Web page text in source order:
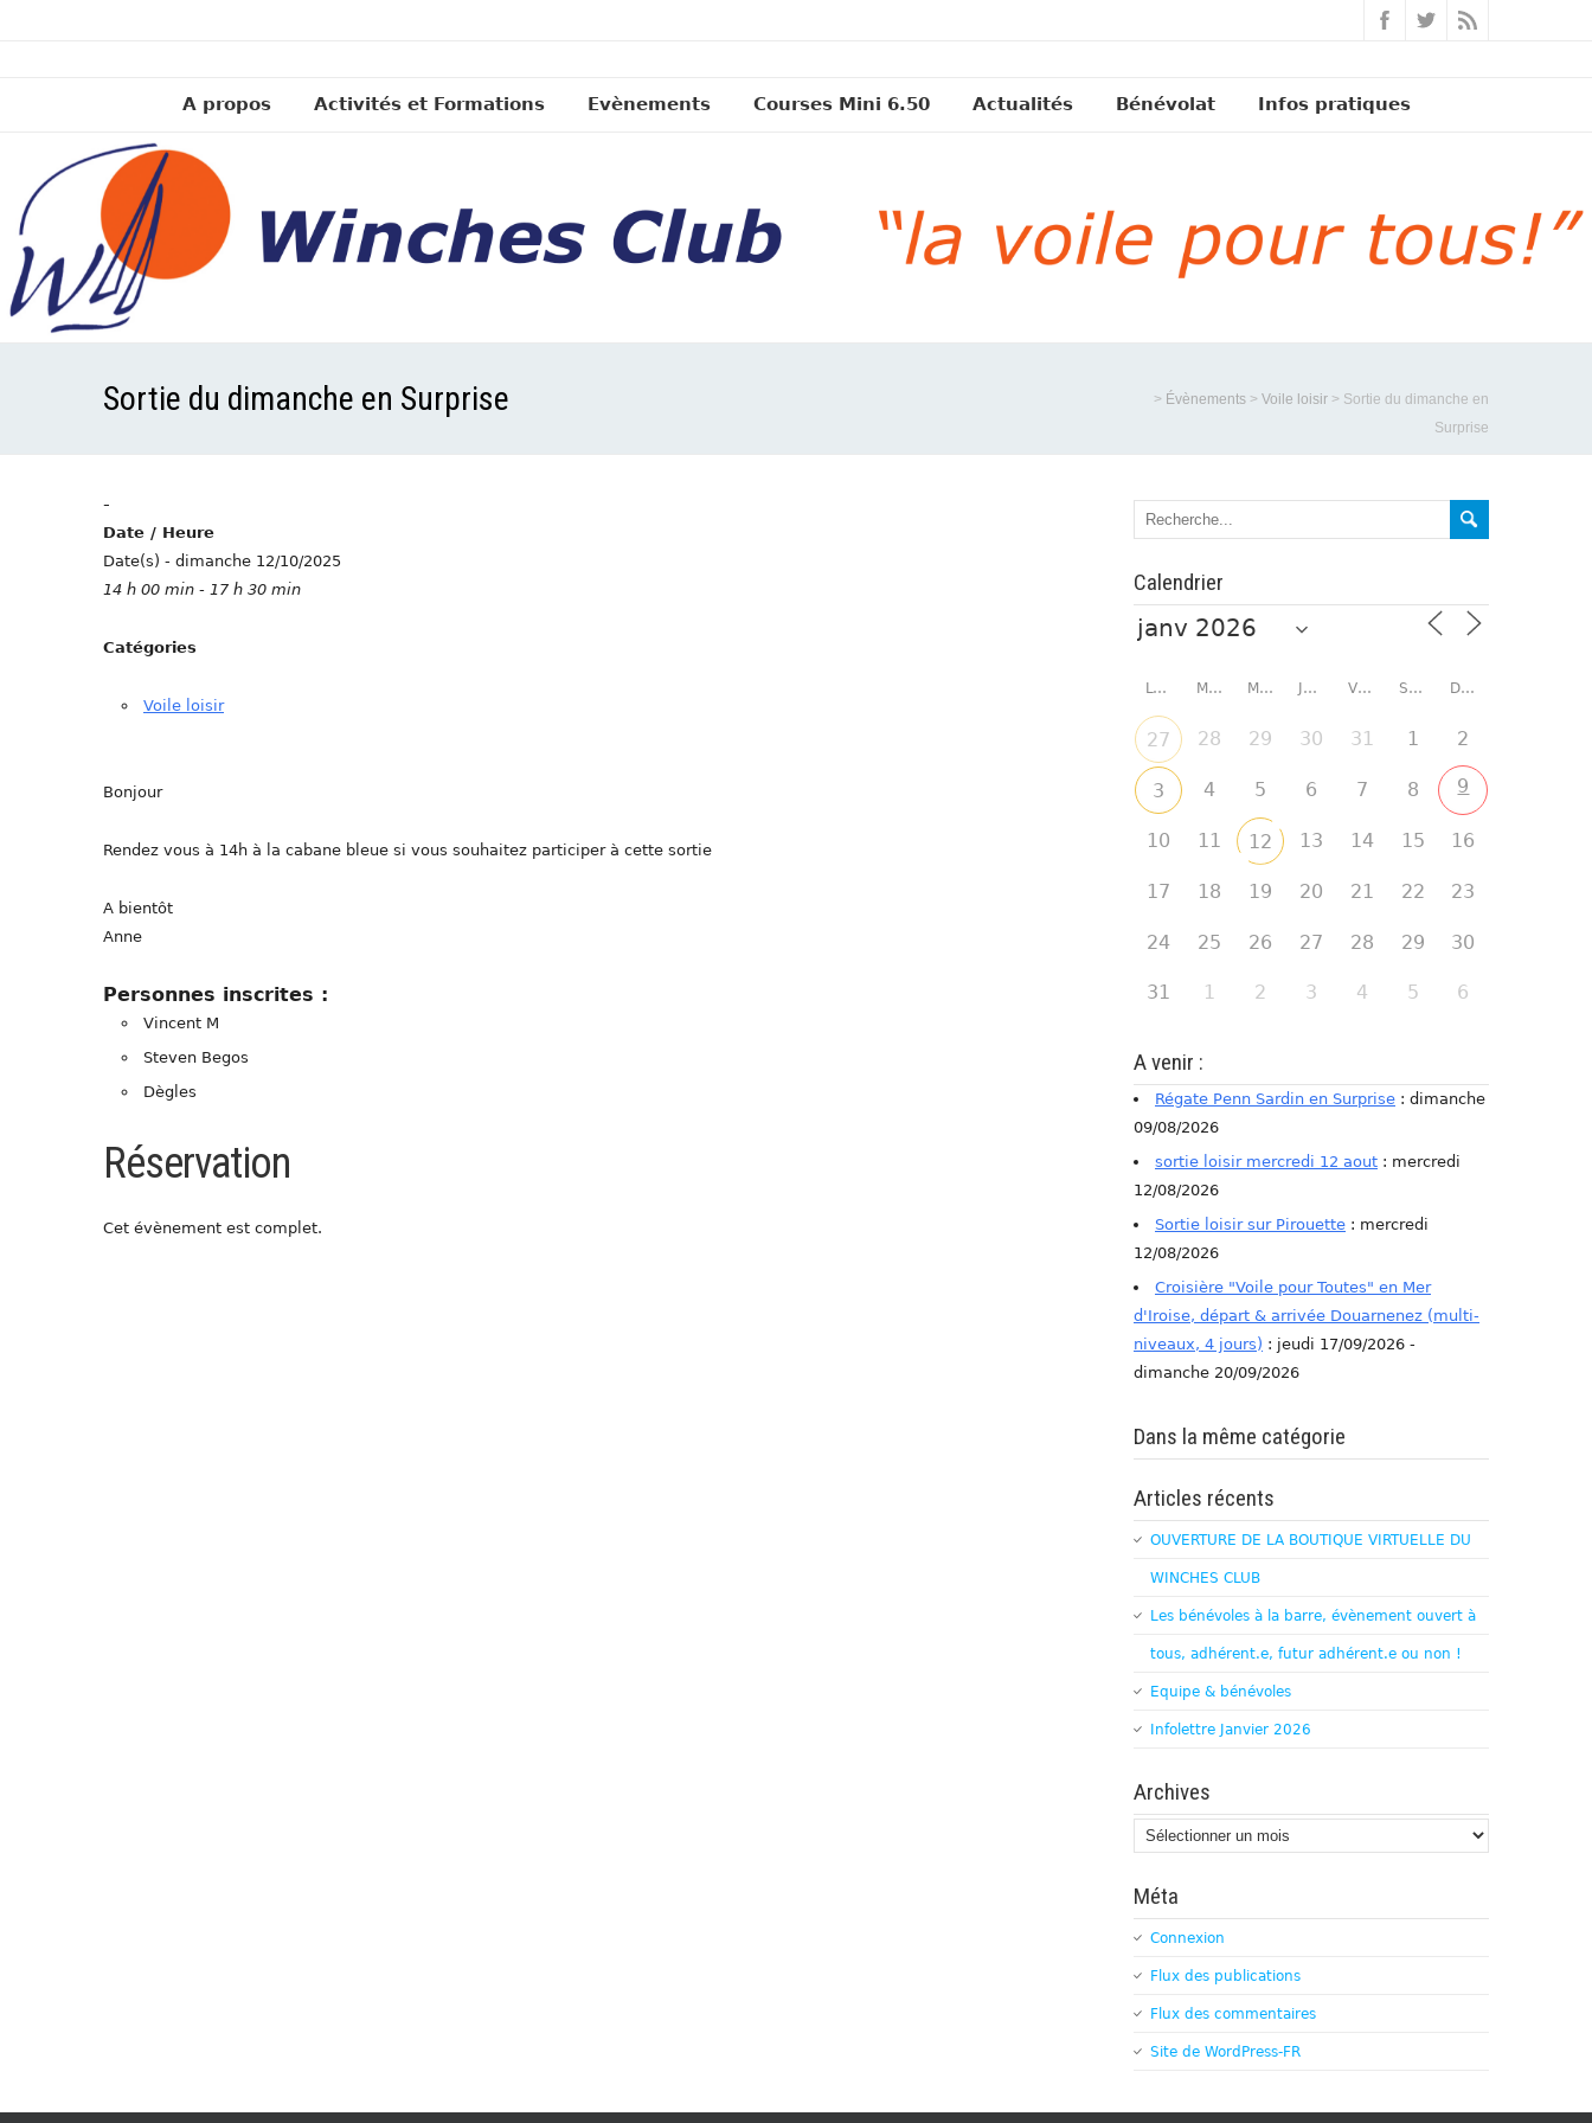
A propos Activités et Formations Evènements Courses Mini 6.50 Actualités Bénévolat Infos pratiques
Sortie du dimanche en Surprise > Évènements > Voile loisir > Sortie du dimanche en
Surprise
-
Date / Heure
Date(s) - dimanche 12/10/2025
14 h 00 min - 17 h 30 min
Catégories
Voile loisir
Bonjour
Rendez vous à 14h à la cabane bleue si vous souhaitez participer à cette sortie
A bientôt
Anne
Personnes inscrites :
Vincent M
Steven Begos
Dègles
Réservation
Cet évènement est complet.
Calendrier
LUNDI MARDI MERCREDI JEUDI VENDREDI SAMEDI DIMANCHE
27 28 29 30 31 1 2
3 4 5 6 7 8 9
10 11 12 13 14 15 16
17 18 19 20 21 22 23
24 25 26 27 28 29 30
31 1 2 3 4 5 6
A venir :
Régate Penn Sardin en Surprise : dimanche
09/08/2026
sortie loisir mercredi 12 aout : mercredi
12/08/2026
Sortie loisir sur Pirouette : mercredi
12/08/2026
Croisière "Voile pour Toutes" en Mer
d'Iroise, départ & arrivée Douarnenez (multi-
niveaux, 4 jours) : jeudi 17/09/2026 -
dimanche 20/09/2026
Dans la même catégorie
Articles récents
OUVERTURE DE LA BOUTIQUE VIRTUELLE DU
WINCHES CLUB
Les bénévoles à la barre, évènement ouvert à
tous, adhérent.e, futur adhérent.e ou non !
Equipe & bénévoles
Infolettre Janvier 2026
Archives
Archives
Méta
Connexion
Flux des publications
Flux des commentaires
Site de WordPress-FR